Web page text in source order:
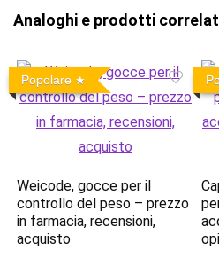
Analoghi e prodotti
Popolare
Weicode, gocce per il
controllo del peso – prezzo
in farmacia, recensioni,
acquisto